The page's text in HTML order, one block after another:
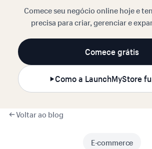
Comece seu negócio online hoje e
precisa para criar, gerenciar e
Comece grátis
Como a LaunchMyStore
Voltar ao blog
E-commerce